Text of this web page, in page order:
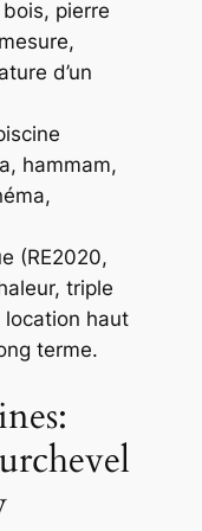
pierre
d’un
hammam,
(RE2020,
triple
location haut
terme.